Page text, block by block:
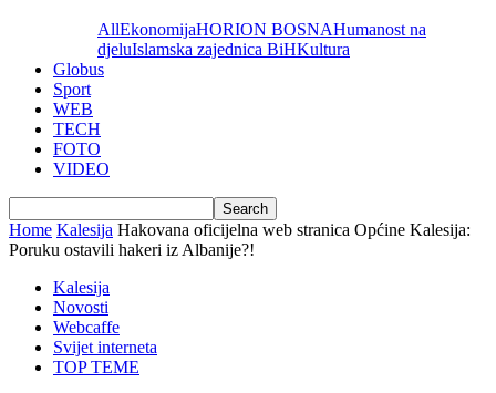
AllEkonomijaHORION BOSNAHumanost na
djeluIslamska zajednica BiHKultura
Globus
Sport
WEB
TECH
FOTO
VIDEO
Home Kalesija Hakovana oficijelna web stranica Općine Kalesija:
Poruku ostavili hakeri iz Albanije?!
Kalesija
Novosti
Webcaffe
Svijet interneta
TOP TEME